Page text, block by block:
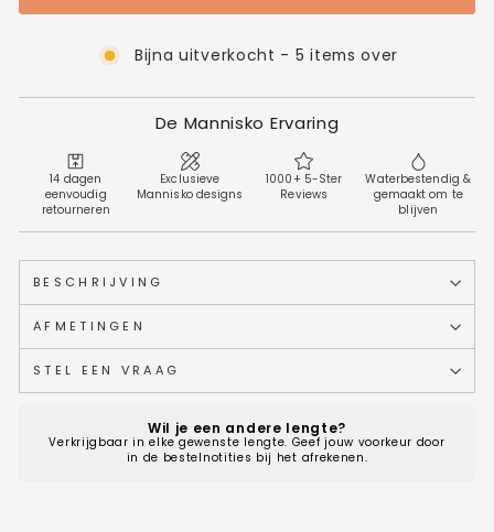
Bijna uitverkocht - 5 items over
De Mannisko Ervaring
14 dagen
eenvoudig
retourneren
Exclusieve
Mannisko designs
1000+ 5-Ster
Reviews
Waterbestendig &
gemaakt om te
blijven
BESCHRIJVING
AFMETINGEN
STEL EEN VRAAG
Wil je een andere lengte?
Verkrijgbaar in elke gewenste lengte. Geef jouw voorkeur door
in de bestelnotities bij het afrekenen.